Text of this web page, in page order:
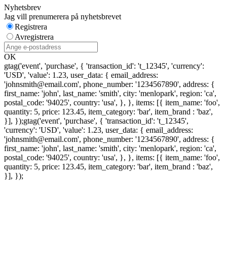
Nyhetsbrev
Jag vill prenumerera på nyhetsbrevet
Registrera
Avregistrera
OK
gtag('event', 'purchase', { 'transaction_id': 't_12345', 'currency':
'USD', 'value': 1.23, user_data: { email_address:
'johnsmith@email.com', phone_number: '1234567890', address: {
first_name: 'john', last_name: 'smith', city: 'menlopark', region: 'ca',
postal_code: '94025', country: 'usa', }, }, items: [{ item_name: 'foo',
quantity: 5, price: 123.45, item_category: 'bar', item_brand : 'baz',
}], });gtag('event', 'purchase', { 'transaction_id': 't_12345',
'currency': 'USD', 'value': 1.23, user_data: { email_address:
'johnsmith@email.com', phone_number: '1234567890', address: {
first_name: 'john', last_name: 'smith', city: 'menlopark', region: 'ca',
postal_code: '94025', country: 'usa', }, }, items: [{ item_name: 'foo',
quantity: 5, price: 123.45, item_category: 'bar', item_brand : 'baz',
}], });